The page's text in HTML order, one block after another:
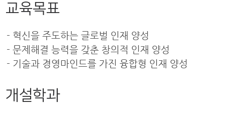
교육목표
- 혁신을 주도하는 글로벌 인재 양성
- 문제해결 능력을 갖춘 창의적 인재 양성
- 기술과 경영마인드를 가진 융합형 인재 양성
개설학과